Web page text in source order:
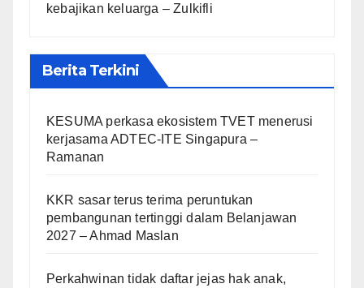
kebajikan keluarga – Zulkifli
Berita Terkini
KESUMA perkasa ekosistem TVET menerusi
kerjasama ADTEC-ITE Singapura –
Ramanan
KKR sasar terus terima peruntukan
pembangunan tertinggi dalam Belanjawan
2027 – Ahmad Maslan
Perkahwinan tidak daftar jejas hak anak,